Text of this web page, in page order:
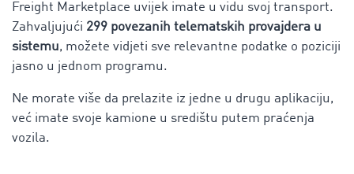
Freight Marketplace uvijek imate u vidu svoj transport.
Zahvaljujući 299 povezanih telematskih provajdera u
sistemu, možete vidjeti sve relevantne podatke o poziciji
jasno u jednom programu.
Ne morate više da prelazite iz jedne u drugu aplikaciju,
već imate svoje kamione u središtu putem praćenja
vozila.